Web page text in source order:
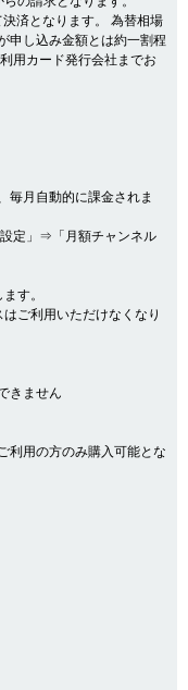
済となります。 為替相場
申し込み金額とは約一割程
用カード発行会社までお
毎月自動的に課金されま
定」⇒「月額チャンネル
す。
ご利用いただけなくなり
きません
利用の方のみ購入可能とな